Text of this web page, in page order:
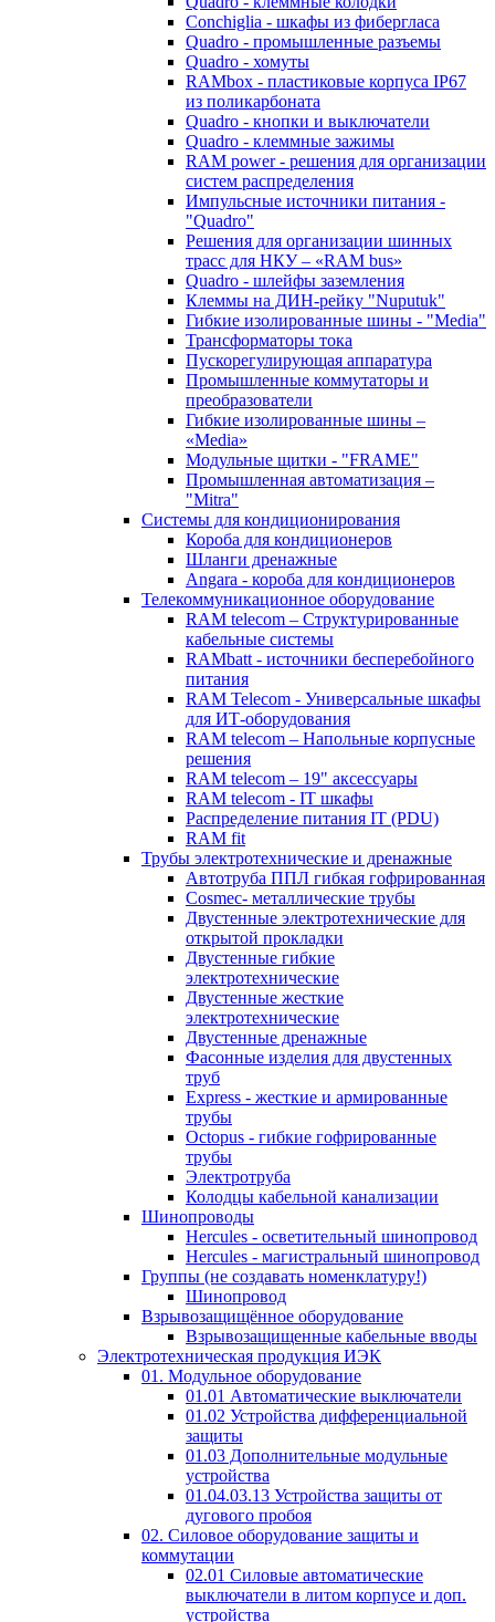
Conchiglia - шкафы из фибергласа
Quadro - промышленные разъемы
Quadro - хомуты
RAMbox - пластиковые корпуса IP67
из поликарбоната
Quadro - кнопки и выключатели
Quadro - клеммные зажимы
RAM power - решения для организации
систем распределения
Импульсные источники питания -
"Quadro"
Решения для организации шинных
трасс для НКУ – «RAM bus»
Quadro - шлейфы заземления
Клеммы на ДИН-рейку "Nuputuk"
Гибкие изолированные шины - "Media"
Трансформаторы тока
Пускорегулирующая аппаратура
Промышленные коммутаторы и
преобразователи
Гибкие изолированные шины –
«Media»
Модульные щитки - "FRAME"
Промышленная автоматизация –
"Mitra"
Системы для кондиционирования
Короба для кондиционеров
Шланги дренажные
Angara - короба для кондиционеров
Телекоммуникационное оборудование
RAM telecom – Структурированные
кабельные системы
RAMbatt - источники бесперебойного
питания
RAM Telecom - Универсальные шкафы
для ИТ-оборудования
RAM telecom – Напольные корпусные
решения
RAM telecom – 19" аксессуары
RAM telecom - IT шкафы
Распределение питания IT (PDU)
RAM fit
Трубы электротехнические и дренажные
Автотруба ППЛ гибкая гофрированная
Cosmec- металлические трубы
Двустенные электротехнические для
открытой прокладки
Двустенные гибкие
электротехнические
Двустенные жесткие
электротехнические
Двустенные дренажные
Фасонные изделия для двустенных
труб
Express - жесткие и армированные
трубы
Octopus - гибкие гофрированные
трубы
Электротруба
Колодцы кабельной канализации
Шинопроводы
Hercules - осветительный шинопровод
Hercules - магистральный шинопровод
Группы (не создавать номенклатуру!)
Шинопровод
Взрывозащищённое оборудование
Взрывозащищенные кабельные вводы
Электротехническая продукция ИЭК
01. Модульное оборудование
01.01 Автоматические выключатели
01.02 Устройства дифференциальной
защиты
01.03 Дополнительные модульные
устройства
01.04.03.13 Устройства защиты от
дугового пробоя
02. Силовое оборудование защиты и
коммутации
02.01 Силовые автоматические
выключатели в литом корпусе и доп.
устройства